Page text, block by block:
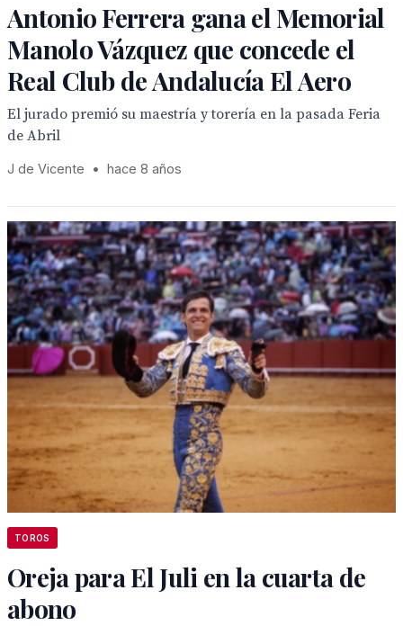
Antonio Ferrera gana el Memorial
Manolo Vázquez que concede el
Real Club de Andalucía El Aero
El jurado premió su maestría y torería en la pasada Feria
de Abril
J de Vicente • hace 8 años
TOROS
Oreja para El Juli en la cuarta de
abono